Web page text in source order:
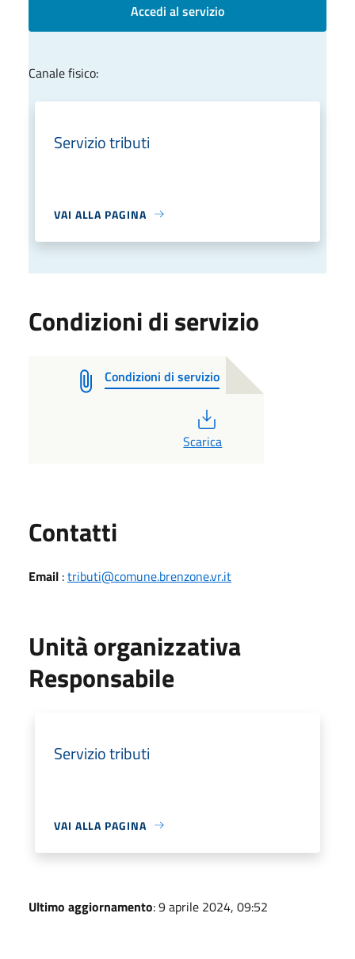
Accedi al servizio
Canale fisico:
Servizio tributi
VAI ALLA PAGINA
Condizioni di servizio
Condizioni di servizio
Scarica
Contatti
Email :tributi@comune.brenzone.vr.it
Unità organizzativa
Responsabile
Servizio tributi
VAI ALLA PAGINA
Ultimo aggiornamento: 9 aprile 2024, 09:52